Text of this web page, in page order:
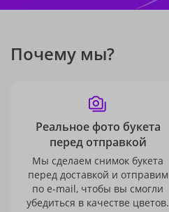
Почему мы?
Реальное фото букета
перед отправкой
Мы сделаем снимок букета
перед доставкой и отправим
по e-mail, чтобы вы смогли
убедиться в качестве цветов.